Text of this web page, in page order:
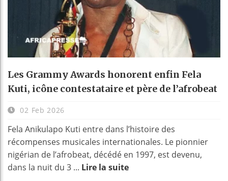
Les Grammy Awards honorent enfin Fela
Kuti, icône contestataire et père de l’afrobeat
02 Feb 2026
Fela Anikulapo Kuti entre dans l’histoire des
récompenses musicales internationales. Le pionnier
nigérian de l’afrobeat, décédé en 1997, est devenu,
dans la nuit du 3 ... Lire la suite